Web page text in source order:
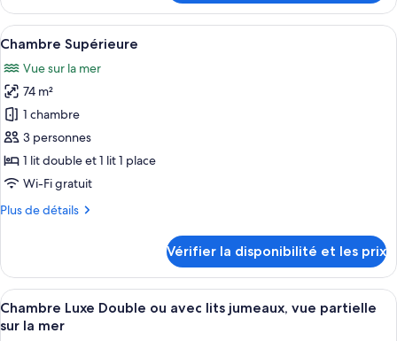
partielle
sur
la
mer
le
type
de
Chambre
Deluxe,
vue
partielle
sur
la
mer
Afficher
toutes
les
photos
pour
ce
type
de
chambre :
Chambre
Une chambre d’hôtel moderne
13
Chambre Supérieure
Vue sur la mer
74 m²
1 chambre
3 personnes
1 lit double et 1 lit 1 place
Wi-Fi gratuit
Plus de détails
Plus
le
type
de
chambre
Vérifier la disponibilité et les prix
Afficher
toutes
Une chambre d’hôtel avec un
3
Chambre Luxe Double ou avec lits jumeaux, vue partielle
sur la mer